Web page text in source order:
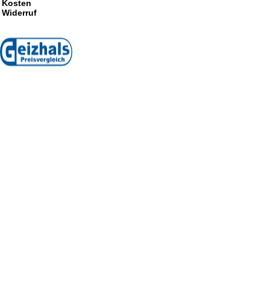
Kosten
Widerruf